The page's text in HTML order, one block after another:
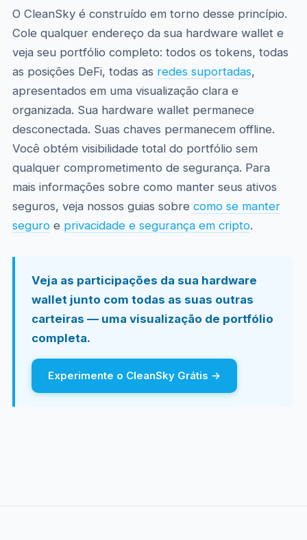
O CleanSky é construído em torno desse princípio.
Cole qualquer endereço da sua hardware wallet e
veja seu portfólio completo: todos os tokens, todas
as posições DeFi, todas as redes suportadas,
apresentados em uma visualização clara e
organizada. Sua hardware wallet permanece
desconectada. Suas chaves permanecem offline.
Você obtém visibilidade total do portfólio sem
qualquer comprometimento de segurança. Para
mais informações sobre como manter seus ativos
seguros, veja nossos guias sobre como se manter
seguroe privacidade e segurança em cripto.
Veja as participações da sua hardware
wallet junto com todas as suas outras
carteiras — uma visualização de portfólio
completa.
Experimente o CleanSky Grátis →